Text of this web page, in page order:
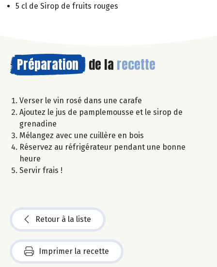
5 cl de Sirop de fruits rouges
Préparation de la recette
Verser le vin rosé dans une carafe
Ajoutez le jus de pamplemousse et le sirop de
grenadine
Mélangez avec une cuillère en bois
Réservez au réfrigérateur pendant une bonne
heure
Servir frais !
Retour à la liste
Imprimer la recette